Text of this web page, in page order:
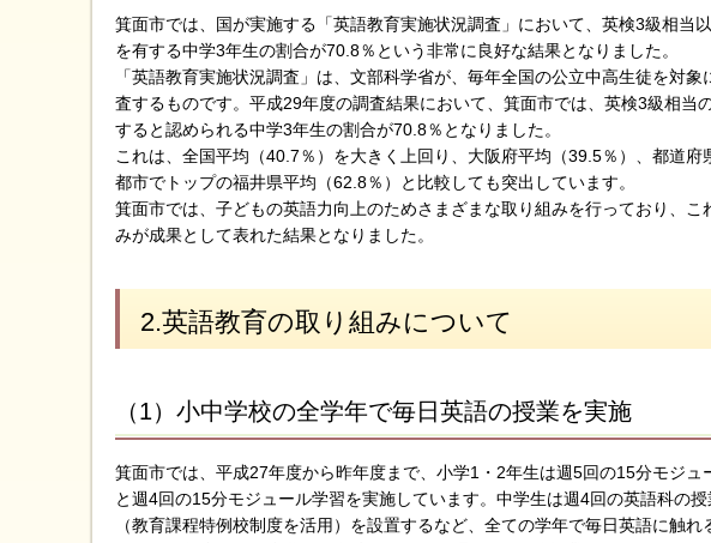
箕面市では、国が実施する「英語教育実施状況調査」において、英検3級相当
を有する中学3年生の割合が70.8％という非常に良好な結果となりました。
「英語教育実施状況調査」は、文部科学省が、毎年全国の公立中高生徒を対象
査するものです。平成29年度の調査結果において、箕面市では、英検3級相当
すると認められる中学3年生の割合が70.8％となりました。
これは、全国平均（40.7％）を大きく上回り、大阪府平均（39.5％）、都道府
都市でトップの福井県平均（62.8％）と比較しても突出しています。
箕面市では、子どもの英語力向上のためさまざまな取り組みを行っており、こ
みが成果として表れた結果となりました。
2.英語教育の取り組みについて
（1）小中学校の全学年で毎日英語の授業を実施
箕面市では、平成27年度から昨年度まで、小学1・2年生は週5回の15分モジ
と週4回の15分モジュール学習を実施しています。中学生は週4回の英語科の
（教育課程特例校制度を活用）を設置するなど、全ての学年で毎日英語に触れ